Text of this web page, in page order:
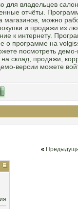
для владельцев
отчёты.
магазинов, можно
и продажи из
к интернету.
о программе на
посмотреть
склад, продажи,
версии можете
«